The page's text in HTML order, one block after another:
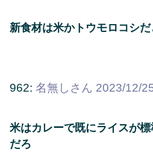
新食材は米かトウモロコシだ
962: 名無しさん 2023/12/
米はカレーで既にライスが
だろ